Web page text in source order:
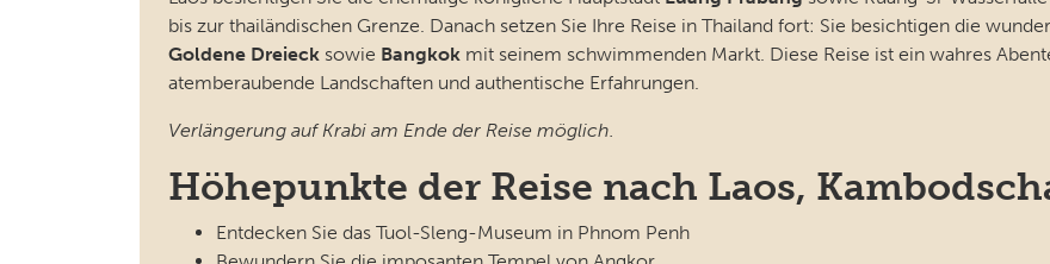
bis zur thailändischen Grenze. Danach setzen Sie Ihre Reise in Thailand fort: Sie besichtigen die
Goldene Dreieck
sowie Bangkok
mit seinem schwimmenden Markt. Diese Reise ist ein wahres
atemberaubende Landschaften und authentische Erfahrungen.
Verlängerung auf Krabi am Ende der Reise möglich.
Höhepunkte der Reise nach Laos,
Entdecken Sie das Tuol-Sleng-Museum in Phnom Penh
Bewundern Sie die imposanten Tempel von Angkor